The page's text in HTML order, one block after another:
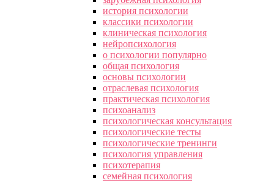
история психологии
классики психологии
клиническая психология
нейропсихология
о психологии популярно
общая психология
основы психологии
отраслевая психология
практическая психология
психоанализ
психологическая консультация
психологические тесты
психологические тренинги
психология управления
психотерапия
семейная психология